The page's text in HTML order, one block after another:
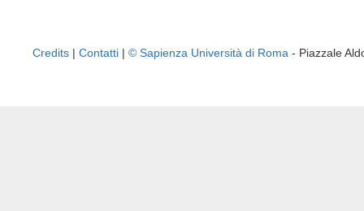
Credits | Contatti | © Sapienza Università di Roma - Piazzale